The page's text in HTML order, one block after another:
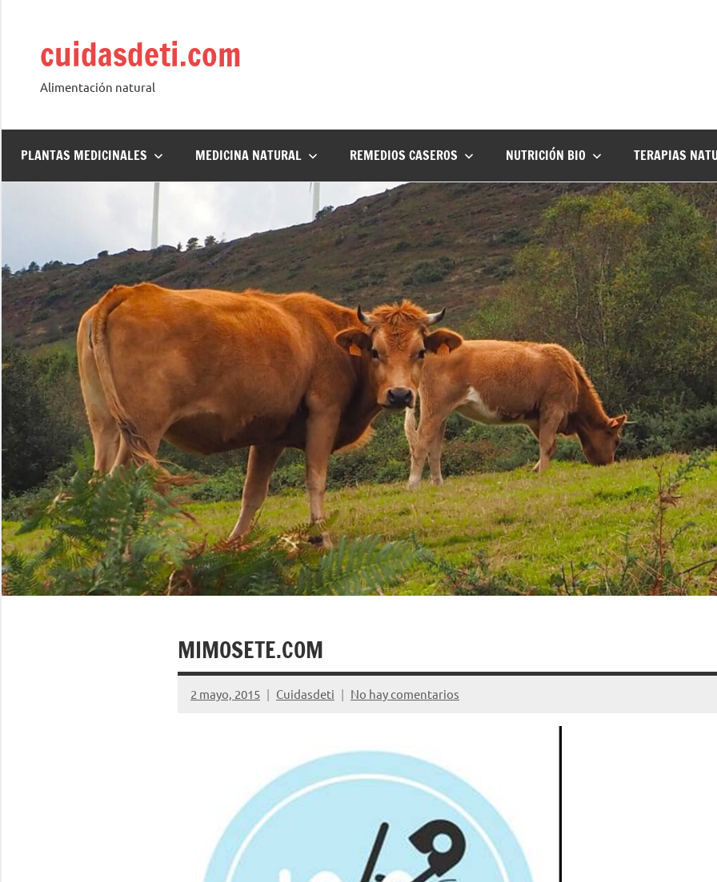
contenidocuidasdeti.com
Alimentación natural
PLANTAS MEDICINALES MEDICINA NATURAL REMEDIOS CASEROS NUTRICIÓN BIO TERAPIAS
MIMOSETE.COM
2 mayo, 2015 Cuidasdeti No hay comentarios